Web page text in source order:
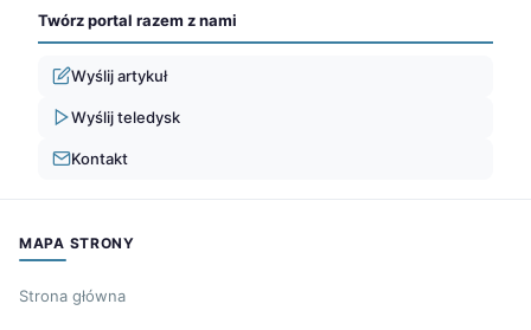
Twórz portal razem z nami
Wyślij artykuł
Wyślij teledysk
Kontakt
MAPA STRONY
Strona główna